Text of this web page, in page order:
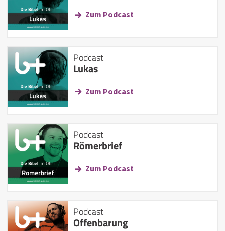
Zum Podcast
Podcast
Lukas
Zum Podcast
Podcast
Römerbrief
Zum Podcast
Podcast
Offenbarung